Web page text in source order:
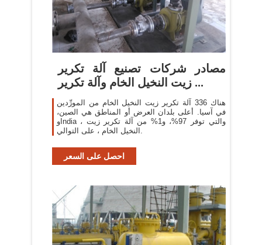
مصادر شركات تصنيع آلة تكرير
زيت النخيل الخام وآلة تكرير ...
هناك 336 آلة تكرير زيت النخيل الخام من المورِّدين
في آسيا. أعلى بلدان العرض أو المناطق هي الصين،
وIndia ، والتي توفر 97%، و1% من آلة تكرير زيت
النخيل الخام ، على التوالي.
احصل على السعر